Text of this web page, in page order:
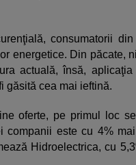
consumatorii
energetice. Din păcate,
actuală, însă, aplicaţia
găsită cea mai ieftină.
oferte, pe primul loc
companii este cu 4%
Hidroelectrica, cu